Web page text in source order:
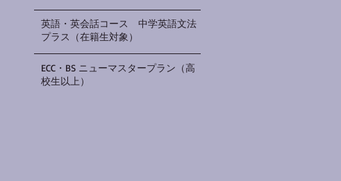
英語・英会話コース 中学英語文法
プラス（在籍生対象）
ECC・BS ニューマスタープラン（高
校生以上）